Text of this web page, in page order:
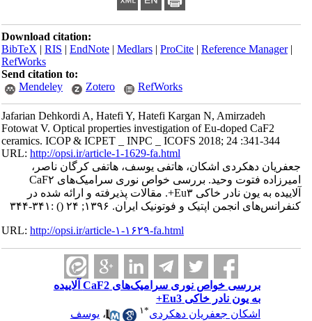
Download citation:
BibTeX|RIS|EndNote|Medlars|ProCite|Reference Manager
RefWorks
Send citation to:
Mendeley
Zotero RefWorks
Jafarian Dehkordi A, Hatefi Y, Hatefi Kargan N, Amirzadeh
Fotowat V. Optical properties investigation of Eu-doped CaF2
ceramics. ICOP & ICPET _ INPC _ ICOFS 2018; 24 :341-344
URL:http://opsi.ir/article-1-1629-fa.html
جعفریان دهکردی اشکان، هاتفی یوسف، هاتفی کرگان ناصر،
امیرزاده فتوت وحید. بررسی خواص نوری سرامیک‌های CaF۲
آلاییده به یون نادر خاکی Eu۳+. مقالات پذیرفته و ارائه شده در
کنفرانس‌های انجمن اپتیک و فوتونیک ایران. ۱۳۹۶; ۲۴
() :۳۴۱-۳۴۴
URL:http://opsi.ir/article-۱-۱۶۲۹-fa.html
بررسی خواص نوری سرامیک‌های CaF2 آلاییده
به یون نادر خاکی Eu3+
اشکان جعفریان دهکردی* ۱ ،یوسف